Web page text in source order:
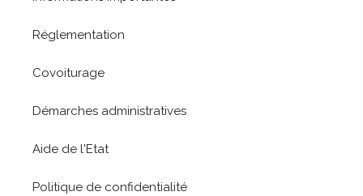
Réglementation
Covoiturage
Démarches administratives
Aide de l'Etat
Politique de confidentialité